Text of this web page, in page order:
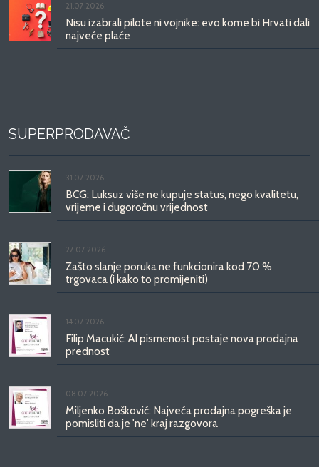
21.07.2026.
Nisu izabrali pilote ni vojnike: evo kome bi Hrvati dali
najveće plaće
SUPERPRODAVAČ
31.07.2026.
BCG: Luksuz više ne kupuje status, nego kvalitetu,
vrijeme i dugoročnu vrijednost
27.07.2026.
Zašto slanje poruka ne funkcionira kod 70 %
trgovaca (i kako to promijeniti)
14.07.2026.
Filip Macukić: AI pismenost postaje nova prodajna
prednost
08.07.2026.
Miljenko Bošković: Najveća prodajna pogreška je
pomisliti da je 'ne' kraj razgovora